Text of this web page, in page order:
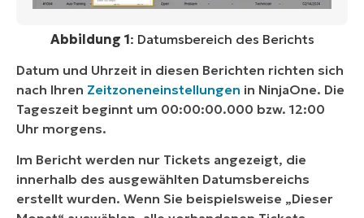
Abbildung 1: Datumsbereich des Berichts
Datum und Uhrzeit in diesen Berichten richten sich
nach Ihren Zeitzoneneinstellungen in NinjaOne. Die
Tageszeit beginnt um 00:00:00.000 bzw. 12:00
Uhr morgens.
Im Bericht werden nur Tickets angezeigt, die
innerhalb des ausgewählten Datumsbereichs
erstellt wurden. Wenn Sie beispielsweise „Dieser